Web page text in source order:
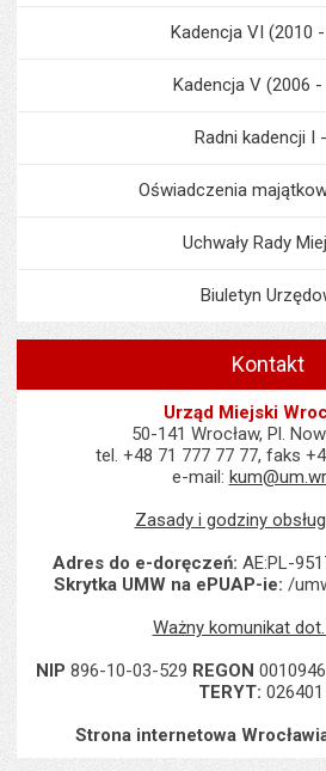
Kadencja VI (2010
Kadencja V (2006 -
Radni kadencji I
Oświadczenia
Uchwały Rady
Biuletyn
Kontakt
Urząd Miejski
50-141 Wrocław, Pl.
tel. +48 71 777 77 77, faks
e-mail:
Zasady i godziny
Adres do e-doręczeń: AE:PL-
Skrytka UMW na ePUAP-ie: /
Ważny komunikat dot.
NIP 896-10-03-529 REGON
TERYT: 026401
Strona internetowa